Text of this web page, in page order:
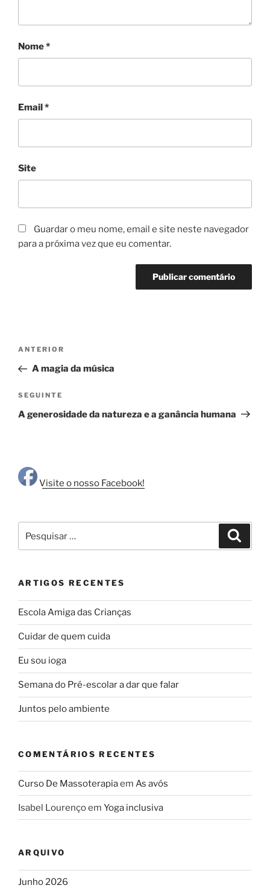
Nome*
Email*
Site
Guardar o meu nome, email e site neste navegador
para a próxima vez que eu comentar.
Navegação
artigos
Conteúdo
anterior
ANTERIOR
A magia da música
Conteúdo
seguinte
SEGUINTE
A generosidade da natureza e a ganância humana
Visite o nosso Facebook!
por:
ARTIGOS RECENTES
Escola Amiga das Crianças
Cuidar de quem cuida
Eu sou ioga
Semana do Pré-escolar a dar que falar
Juntos pelo ambiente
COMENTÁRIOS RECENTES
Curso De Massoterapiaem As avós
Isabel Lourençoem Yoga inclusiva
ARQUIVO
Junho 2026